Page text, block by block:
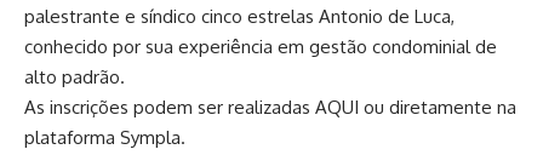
palestrante e síndico cinco estrelas Antonio de Luca,
conhecido por sua experiência em gestão condominial de
alto padrão.
As inscrições podem ser realizadas AQUI ou diretamente na
plataforma Sympla.